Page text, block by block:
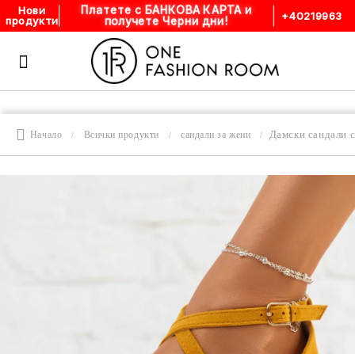
Нови
продукти
Платете с БАНКОВА КАРТА и
получете Черни дни!
+40219963
Начало Всички продукти сандали за жени Дамски сандали